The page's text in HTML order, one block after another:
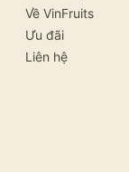
Về VinFruits
Ưu đãi
Liên hệ